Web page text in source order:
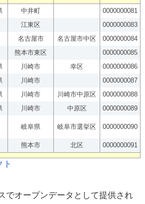
中井町
0000000081
江東区
0000000083
名古屋市 名古屋市中区
0000000084
熊本市東区
0000000085
川崎市 幸区
0000000086
川崎市
0000000087
川崎市 川崎市中原区
0000000088
川崎市 中原区 0000000089
岐阜県 岐阜市選挙区 0000000090
熊本市 北区 0000000091
でオープンデータとして提供され